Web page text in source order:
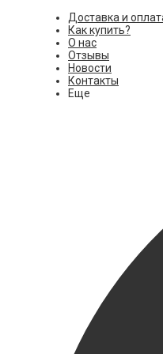
Доставка и
Как купить?
О нас
Отзывы
Новости
Контакты
Еще